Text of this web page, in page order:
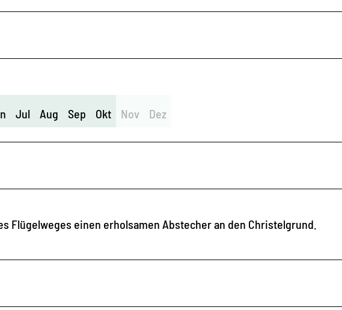
Jul Aug Sep Okt Nov Dez
Flügelweges einen erholsamen Abstecher an den Christelgrund.